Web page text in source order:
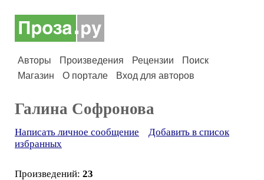
Авторы Произведения Рецензии
Поиск
Магазин
О портале Вход для авторов
Галина Софронова
Написать личное сообщение
Добавить в список
избранных
Произведений: 23